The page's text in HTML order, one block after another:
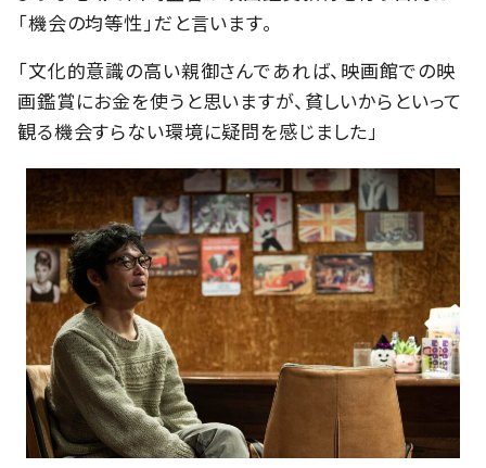
「機会の均等性」だと言います。
「文化的意識の高い親御さんであれば、映画館での映
画鑑賞にお金を使うと思いますが、貧しいからといって
観る機会すらない環境に疑問を感じました」